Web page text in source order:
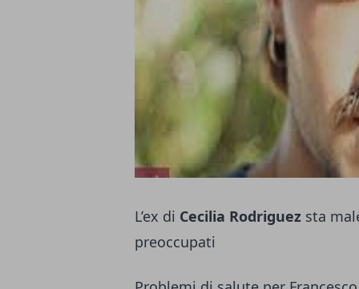
L’ex di Cecilia Rodriguez sta
preoccupati